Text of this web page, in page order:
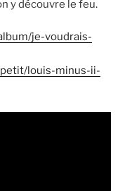
y découvre le feu.
je-voudrais-
louis-minus-ii-